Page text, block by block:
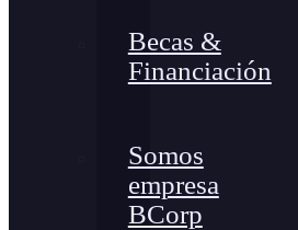
Becas &
Financiación
Somos
empresa
BCorp